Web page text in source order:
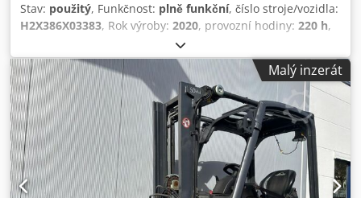
Stav: použitý, Funkčnost: plně funkční, číslo stroje/vozidla:
H2X386X03383, Rok výroby: 2020, provozní hodiny: 220 h,
, zdvihová výška:
elektrický, typ stožáru:duplex, stavební výška:2 125 mm,
typ pohonu:Elektro, Elektrický tříkolový vysokozdvižný
vozík Výrobní číslo podvozku: H2X386X03383 Těžiště
nákladu: 500 mm Typ stožáru: Duplex Dcedpfjykgqpox
Agdjk Stav: Připraven k použití a plně funkční Technický
stav: velmi dobrý Přední pneumatiky: superelastické Zadní
pneumatiky: superelastické Baterie: 24V Boční posuv, 3.
ventil, vnitřní zrcátko, tříkolový design,
Malý inzerát